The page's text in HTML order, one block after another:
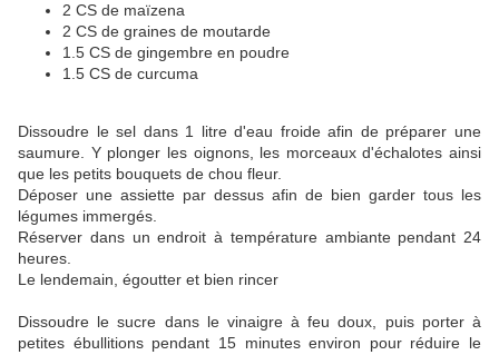
2 CS de maïzena
2 CS de graines de moutarde
1.5 CS de gingembre en poudre
1.5 CS de curcuma
Dissoudre le sel dans 1 litre d'eau froide afin de préparer une
saumure. Y plonger les oignons, les morceaux d'échalotes ainsi
que les petits bouquets de chou fleur.
Déposer une assiette par dessus afin de bien garder tous les
légumes immergés.
Réserver dans un endroit à température ambiante pendant 24
heures.
Le lendemain, égoutter et bien rincer
Dissoudre le sucre dans le vinaigre à feu doux, puis porter à
petites ébullitions pendant 15 minutes environ pour réduire le